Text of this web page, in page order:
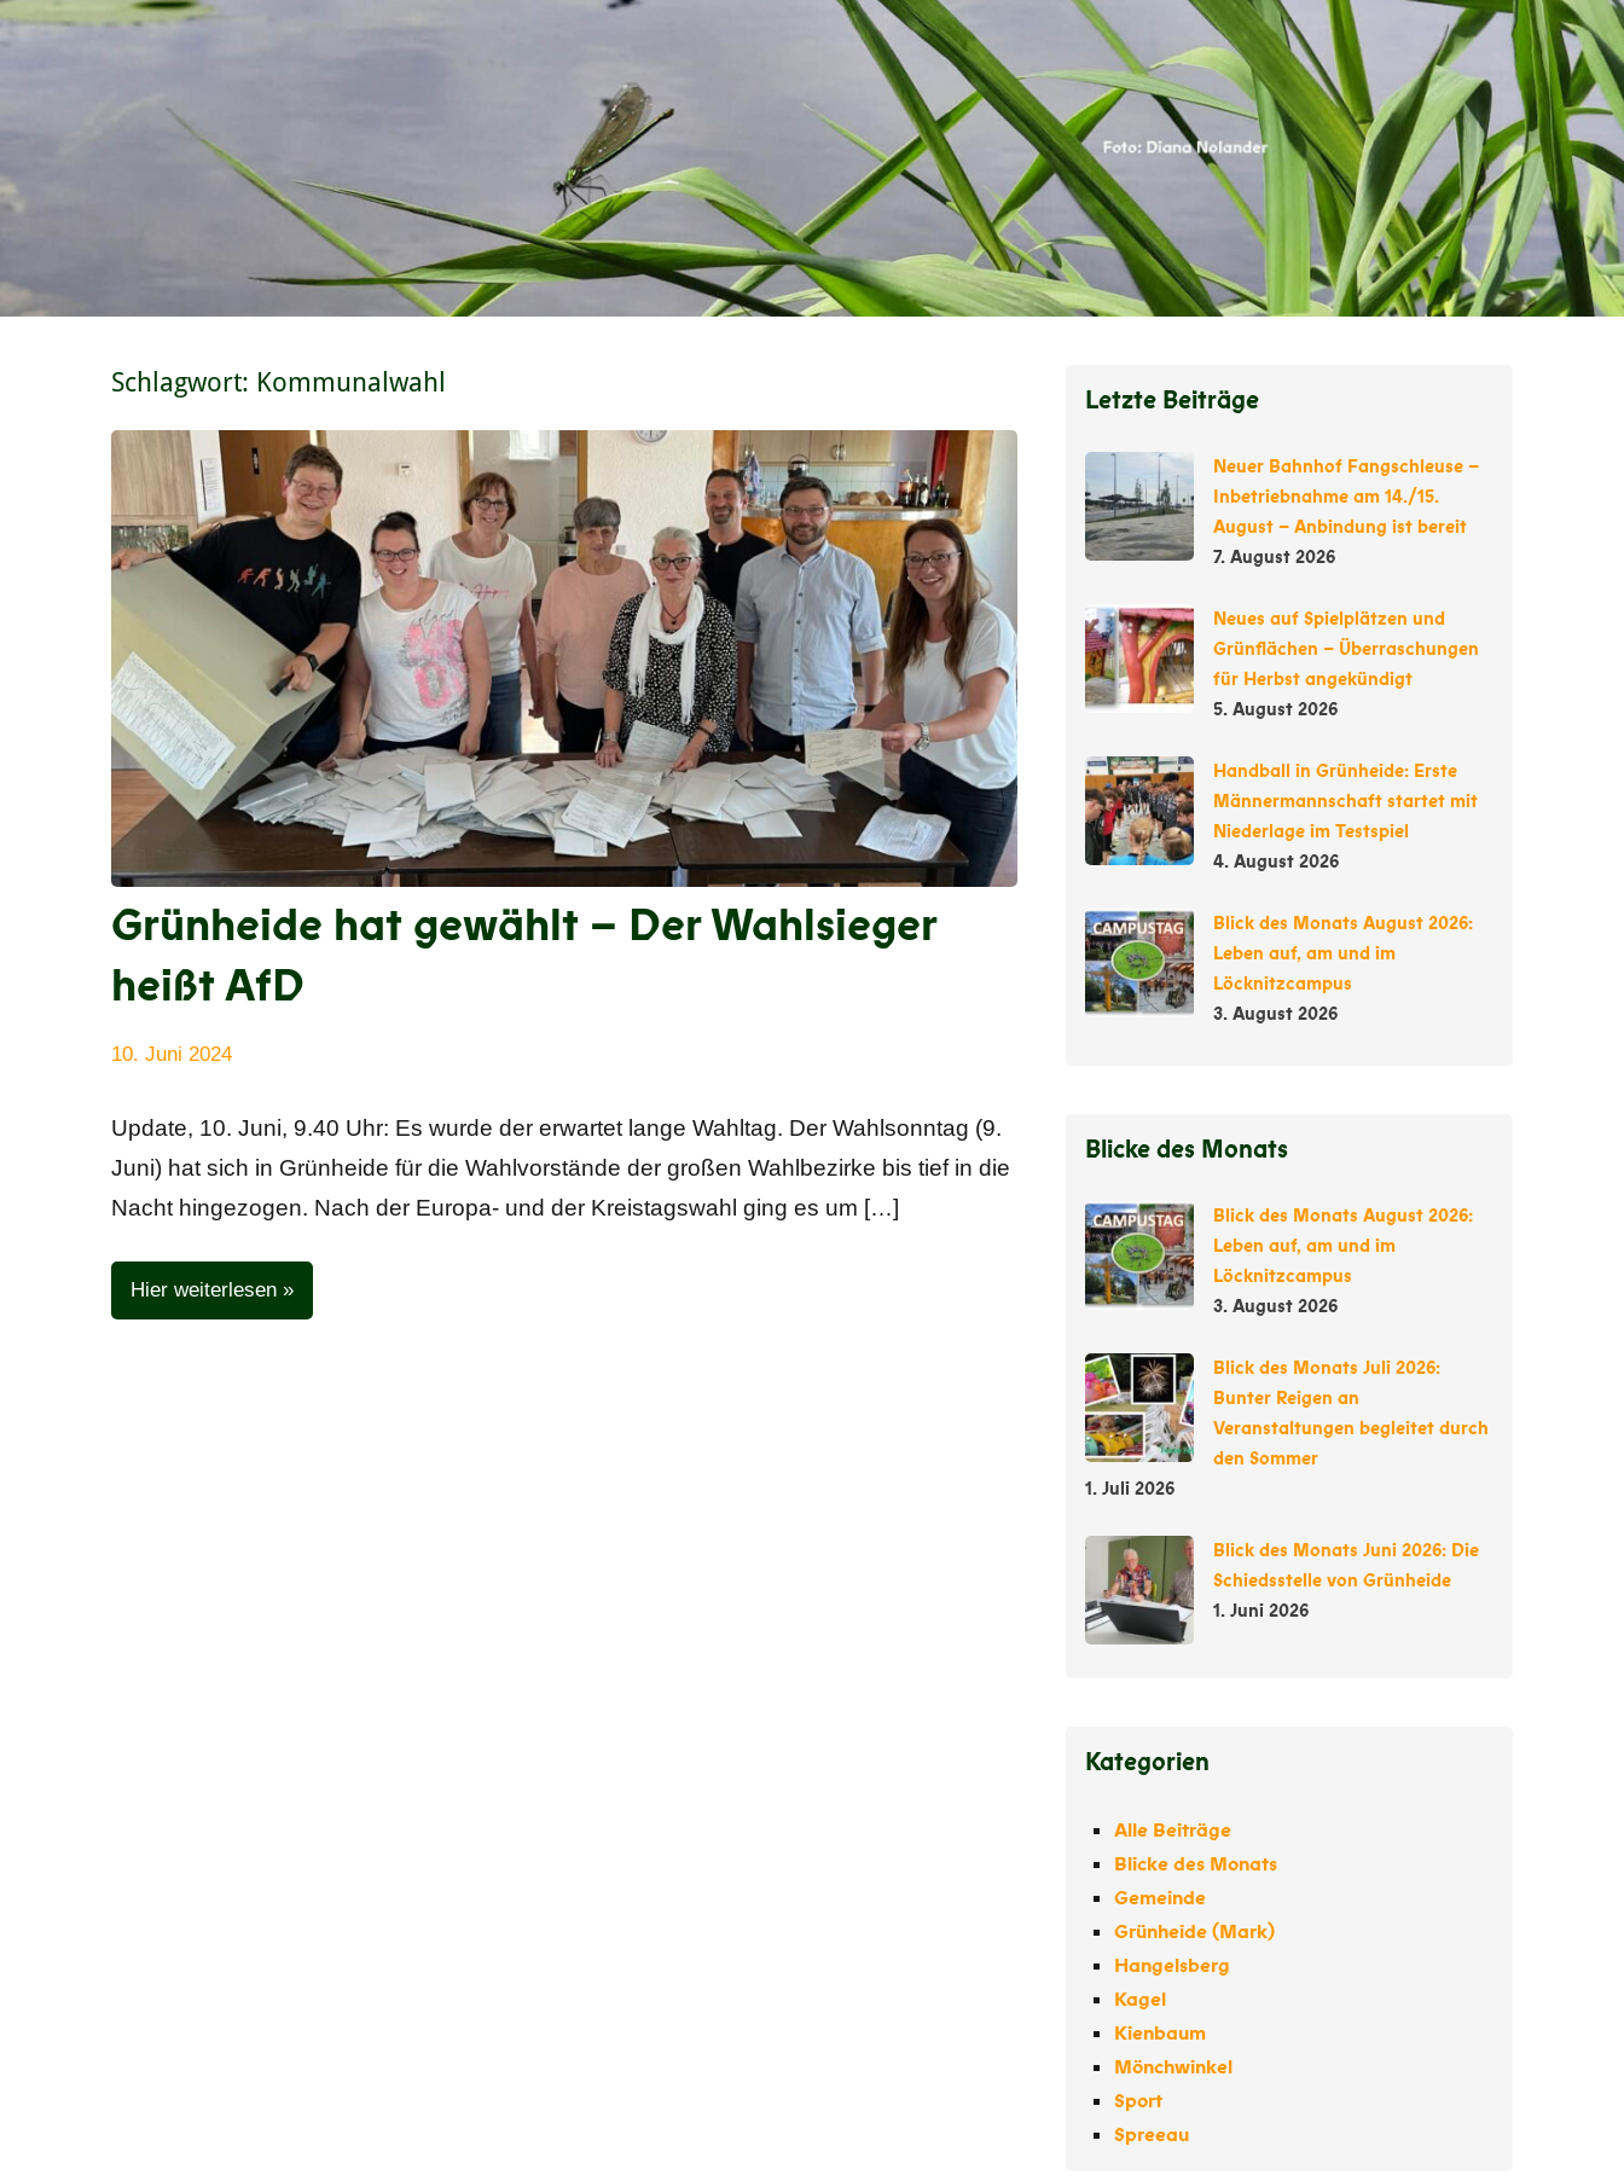
Schlagwort: Kommunalwahl
Grünheide hat gewählt – Der Wahlsieger
heißt AfD
10. Juni 2024
Update, 10. Juni, 9.40 Uhr: Es wurde der erwartet lange Wahltag. Der Wahlsonntag (9.
Juni) hat sich in Grünheide für die Wahlvorstände der großen Wahlbezirke bis tief in die
Nacht hingezogen. Nach der Europa- und der Kreistagswahl ging es um […]
Hier weiterlesen
Letzte Beiträge
Neuer Bahnhof Fangschleuse –
Inbetriebnahme am 14./15.
August – Anbindung ist bereit
7. August 2026
Neues auf Spielplätzen und
Grünflächen – Überraschungen
für Herbst angekündigt
5. August 2026
Handball in Grünheide: Erste
Männermannschaft startet mit
Niederlage im Testspiel
4. August 2026
Blick des Monats August 2026:
Leben auf, am und im
Löcknitzcampus
3. August 2026
Blicke des Monats
Blick des Monats August 2026:
Leben auf, am und im
Löcknitzcampus
3. August 2026
Blick des Monats Juli 2026:
Bunter Reigen an
Veranstaltungen begleitet durch
den Sommer
1. Juli 2026
Blick des Monats Juni 2026: Die
Schiedsstelle von Grünheide
1. Juni 2026
Kategorien
Alle Beiträge
Blicke des Monats
Gemeinde
Grünheide (Mark)
Hangelsberg
Kagel
Kienbaum
Mönchwinkel
Sport
Spreeau